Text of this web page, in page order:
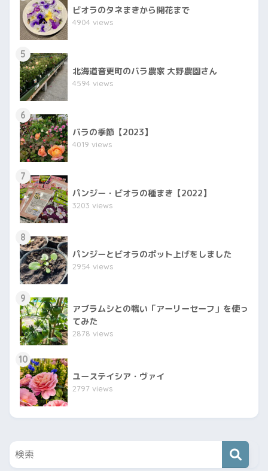
ビオラのタネまきから開花まで
4904 views
5
北海道音更町のバラ農家 大野農園さん
4594 views
6
バラの季節【2023】
4019 views
7
パンジー・ビオラの種まき【2022】
3203 views
8
パンジーとビオラのポット上げをしました
2954 views
9
アブラムシとの戦い「アーリーセーフ」を使っ
てみた
2878 views
10
ユーステイシア・ヴァイ
2797 views